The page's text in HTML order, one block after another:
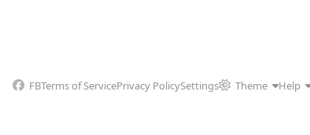
FBTerms of ServicePrivacy PolicySettings Theme Help